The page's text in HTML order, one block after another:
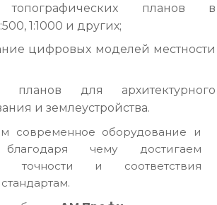
топографических планов в
1:1000 и других;
цифровых моделей местности
планов для архитектурного
и землеустройства.
современное оборудование и
благодаря чему достигаем
точности и соответствия